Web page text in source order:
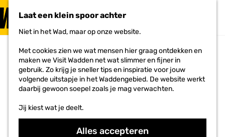
Laat een klein spoor achter
Niet in het Wad, maar op onze website.
Met cookies zien we wat mensen hier graag ontdekken en
maken we Visit Wadden net wat slimmer en fijner in
gebruik. Zo krijg je sneller tips en inspiratie voor jouw
volgende uitstapje in het Waddengebied. De website werkt
daarbij gewoon soepel zoals je mag verwachten.
Jij kiest wat je deelt.
Alles accepteren
G
F
v
r
i
e
t
e
MENU